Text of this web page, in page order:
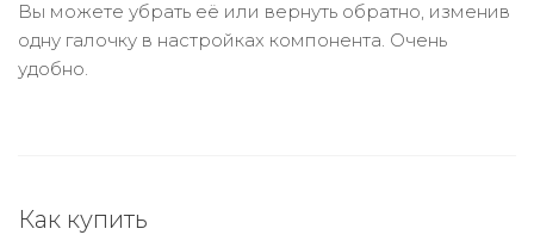
Вы можете убрать её или вернуть обратно, изменив
одну галочку в настройках компонента. Очень
удобно.
Как купить